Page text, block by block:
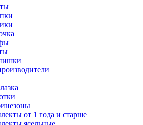
от 1 года и старше